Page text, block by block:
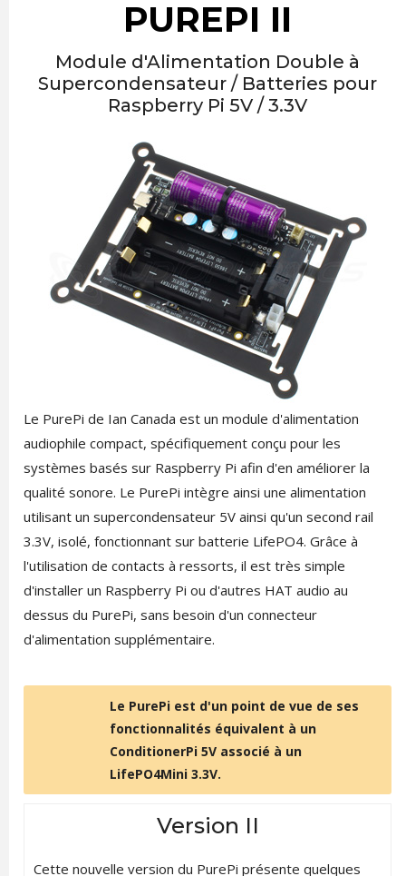
PUREPI II
Module d'Alimentation Double à
Supercondensateur / Batteries pour
Raspberry Pi 5V / 3.3V
Le PurePi de Ian Canada est un module d'alimentation
audiophile compact, spécifiquement conçu pour les
systèmes basés sur Raspberry Pi afin d'en améliorer la
qualité sonore. Le PurePi intègre ainsi une alimentation
utilisant un supercondensateur 5V ainsi qu'un second rail
3.3V, isolé, fonctionnant sur batterie LifePO4. Grâce à
l'utilisation de contacts à ressorts, il est très simple
d'installer un Raspberry Pi ou d'autres HAT audio au
dessus du PurePi, sans besoin d'un connecteur
d'alimentation supplémentaire.
Le PurePi est d'un point de vue de ses
fonctionnalités équivalent à un
ConditionerPi 5V associé à un
LifePO4Mini 3.3V.
Version II
Cette nouvelle version du PurePi présente quelques